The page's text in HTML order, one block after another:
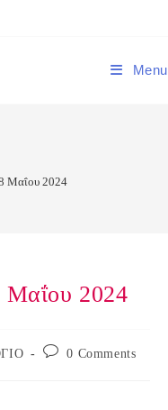
Menu
Μαΐου 2024
Μαΐου 2024
Post 0 Comments